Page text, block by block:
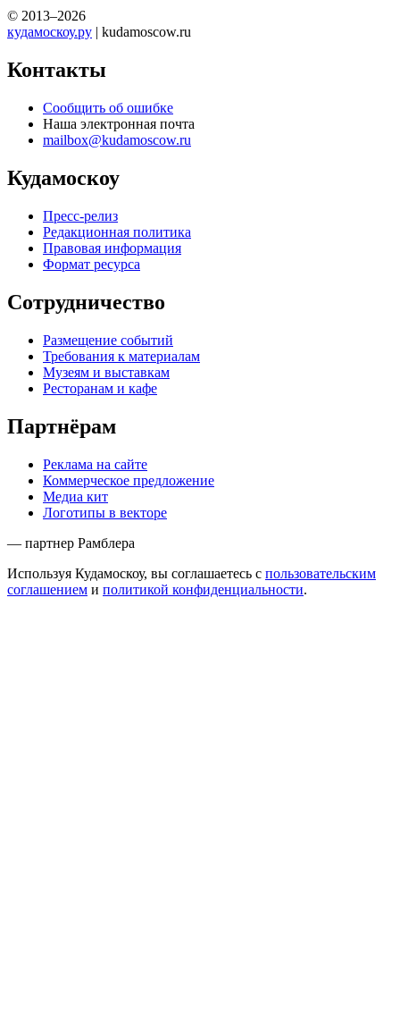
© 2013–2026
кудамоскоу.ру | kudamoscow.ru
Контакты
Сообщить об ошибке
Наша электронная почта
mailbox@kudamoscow.ru
Кудамоскоу
Пресс-релиз
Редакционная политика
Правовая информация
Формат ресурса
Сотрудничество
Размещение событий
Требования к материалам
Музеям и выставкам
Ресторанам и кафе
Партнёрам
Реклама на сайте
Коммерческое предложение
Медиа кит
Логотипы в векторе
— партнер Рамблера
Используя Кудамоскоу, вы соглашаетесь с пользовательским
соглашением и политикой конфиденциальности.